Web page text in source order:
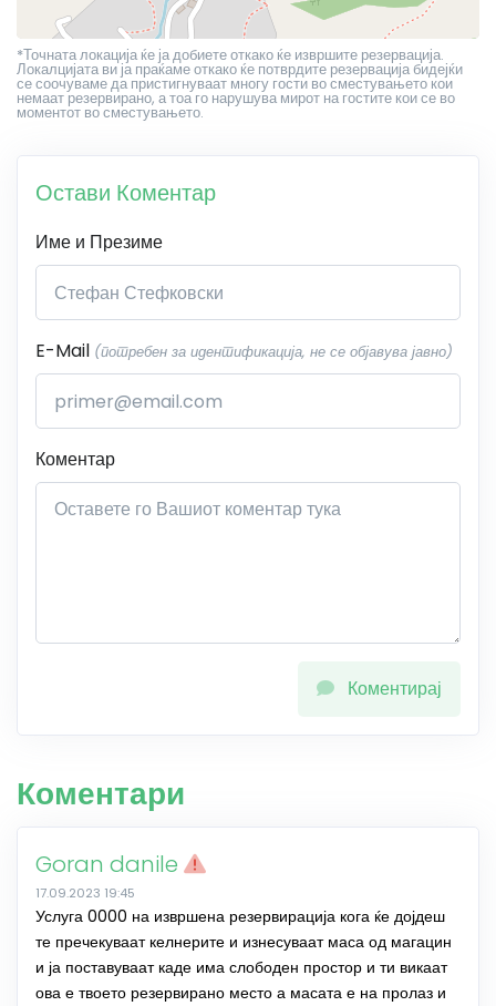
*Точната локација ќе ја добиете откако ќе извршите резервација.
Локалцијата ви ја праќаме откако ќе потврдите резервација бидејќи
се соочуваме да пристигнуваат многу гости во сместувањето кои
немаат резервирано, а тоа го нарушува мирот на гостите кои се во
моментот во сместувањето.
Остави Коментар
Име и Презиме
E-Mail (потребен за идентификација, не се објавува јавно)
Коментар
Коментирај
Коментари
Goran danile
17.09.2023 19:45
Услуга 0000 на извршена резервирација кога ќе дојдеш
те пречекуваат келнерите и изнесуваат маса од магацин
и ја поставуваат каде има слободен простор и ти викаат
ова е твоето резервирано место а масата е на пролаз и